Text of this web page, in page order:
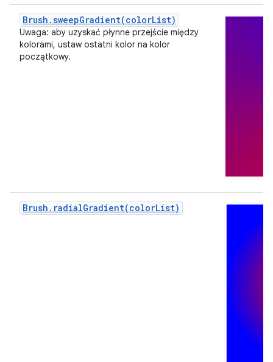
Brush.sweepGradient(colorList)
Uwaga: aby uzyskać płynne przejście między
kolorami, ustaw ostatni kolor na kolor
początkowy.
Brush.radialGradient(colorList)